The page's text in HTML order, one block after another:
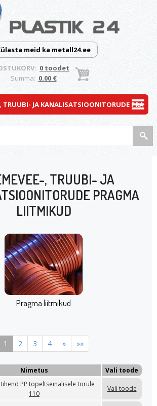
meid ka metall24.ee
0 toodet
Summa: 0.00 €
, TRUUBI- JA
PRAGMA
LIITMIKUD
Pragma liitmikud
1 2 3 4 » »»
Nimetus
Vali toode
tihend PP topeltseinalisele torule
110
Vali toode